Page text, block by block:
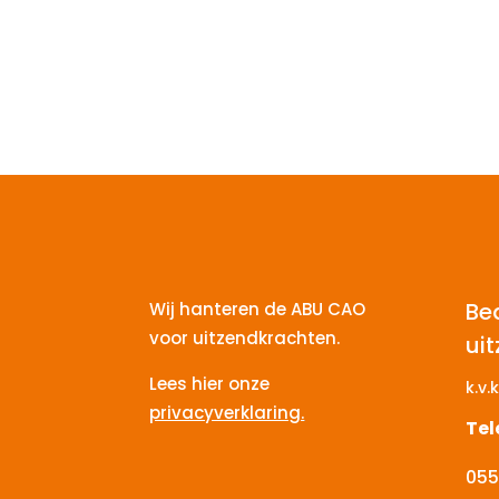
Wij hanteren de ABU CAO
voor uitzendkrachten.
Lees hier onze
privacyverklaring.